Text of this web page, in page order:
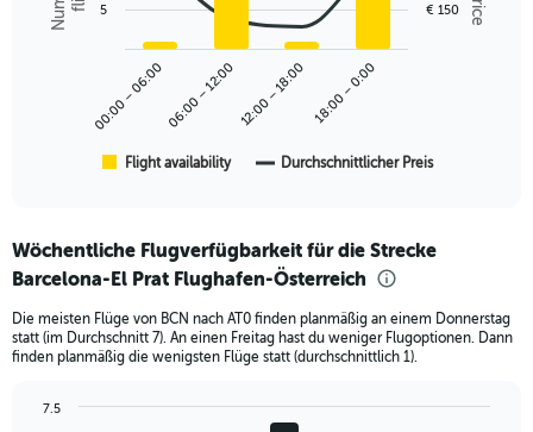
Range:
data
categories.
Range:
categories.
The
chart
Flight availability Durchschnittlicher Preis
00:00 – 06:0006:00 – 12:0012:00 – 18:00 18:00 – 0:00
€ 150
5
Wöchentliche Flugverfügbarkeit für die Strecke
Barcelona-El Prat Flughafen-Österreich
Die meisten Flüge von BCN nach AT0 finden planmäßig an einem Donnerstag
statt (im Durchschnitt 7). An einen Freitag hast du weniger Flugoptionen. Dann
finden planmäßig die wenigsten Flüge statt (durchschnittlich 1).
7.5